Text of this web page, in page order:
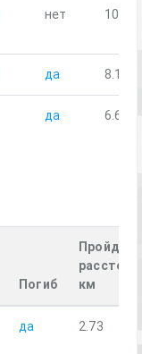
нет 10.94
да 8.17
да 6.65
Погиб
км
да 2.73